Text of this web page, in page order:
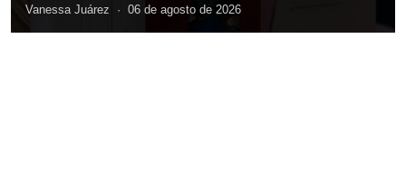
Vanessa Juárez · 06 de agosto de 2026